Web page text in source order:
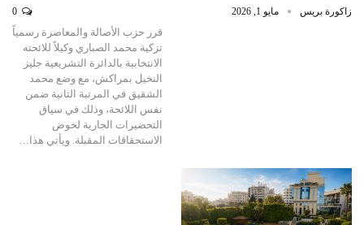
زاكورة بريس مايو 1, 2026
قرر حزب الأصالة والمعاصرة رسمياً
تزكية محمد الصباري وكيلاً للائحته
الانتخابية بالدائرة التشريعية جليز
النخيل بمراكش، مع وضع محمد
الشقيق في المرتبة الثانية ضمن
نفس اللائحة، وذلك في سياق
التحضيرات الجارية لخوض
الاستحقاقات المقبلة. ويأتي هذا…